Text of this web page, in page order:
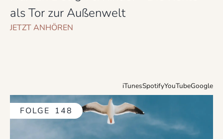
als Tor zur Außenwelt
JETZT ANHÖREN
iTunesSpotifyYouTubeGoogle
FOLGE 148